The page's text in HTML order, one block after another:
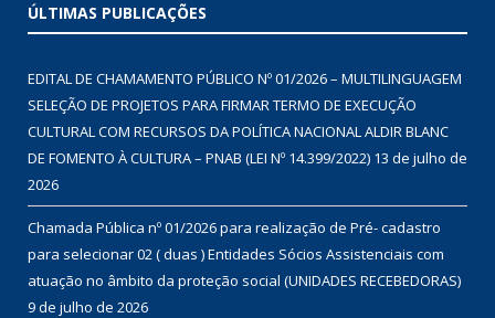
ÚLTIMAS PUBLICAÇÕES
EDITAL DE CHAMAMENTO PÚBLICO Nº 01/2026 – MULTILINGUAGEM
SELEÇÃO DE PROJETOS PARA FIRMAR TERMO DE EXECUÇÃO
CULTURAL COM RECURSOS DA POLÍTICA NACIONAL ALDIR BLANC
DE FOMENTO À CULTURA – PNAB (LEI Nº 14.399/2022) 13 de julho de
2026
Chamada Pública nº 01/2026 para realização de Pré- cadastro
para selecionar 02 ( duas ) Entidades Sócios Assistenciais com
atuação no âmbito da proteção social (UNIDADES RECEBEDORAS)
9 de julho de 2026